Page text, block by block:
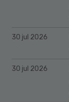
30 jul 2026
30 jul 2026